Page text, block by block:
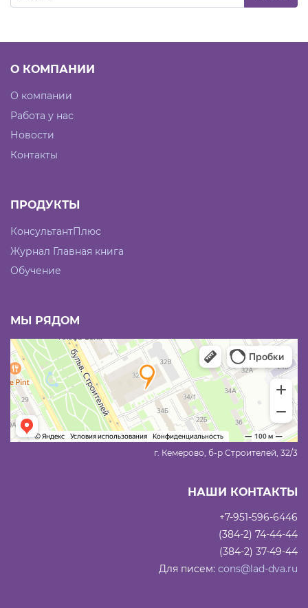
О КОМПАНИИ
О компании
Работа у нас
Новости
Контакты
ПРОДУКТЫ
КонсультантПлюс
Журнал Главная книга
Обучение
МЫ РЯДОМ
г. Кемерово, б-р Строителей, 32/3
НАШИ КОНТАКТЫ
+7-951-596-6446
(384-2) 74-44-44
(384-2) 37-49-44
Для писем: cons@lad-dva.ru